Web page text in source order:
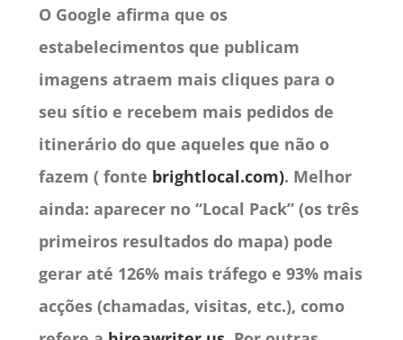
O Google afirma que os
estabelecimentos que publicam
imagens atraem mais cliques para o
seu sítio e recebem mais pedidos de
itinerário do que aqueles que não o
fazem ( fonte brightlocal.com). Melhor
ainda: aparecer no “Local Pack” (os três
primeiros resultados do mapa) pode
gerar até 126% mais tráfego e 93% mais
acções (chamadas, visitas, etc.), como